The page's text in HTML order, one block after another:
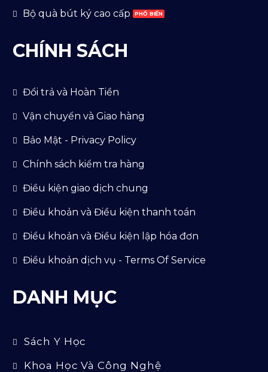
Bộ quà bút ký cao cấp
CHÍNH SÁCH
Đổi trả và Hoàn Tiền
Vận chuyển và Giao hàng
Bảo Mật - Privacy Policy
Chính sách kiểm tra hàng
Điều kiện giao dịch chung
Điều khoản và Điều kiện thanh toán
Điểu khoản và Điều kiện lập hóa đơn
Điều khoản dịch vụ - Terms Of Service
DANH MỤC
Sách Y Học
Khoa Học Và Công Nghệ